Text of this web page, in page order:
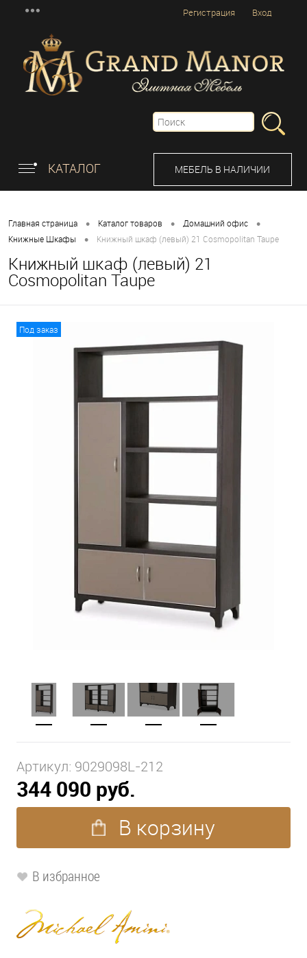
Вход
Регистрация
КАТАЛОГ МЕБЕЛЬ В НАЛИЧИИ
Главная страница • Каталог товаров • Домашний офис •
Книжные Шкафы • Книжный шкаф (левый) 21 Cosmopolitan Taupe
Книжный шкаф (левый) 21
Cosmopolitan Taupe
Под заказ
Артикул: 9029098L-212
344 090 руб.
В корзину
В избранное